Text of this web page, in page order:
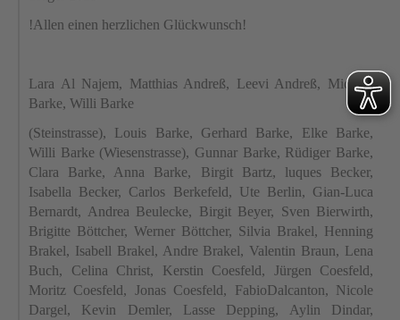
!Allen einen herzlichen Glückwunsch!
Lara Al Najem, Matthias Andreß, Leevi Andreß, Michael
Barke, Willi Barke
(Steinstrasse), Louis Barke, Gerhard Barke, Elke Barke,
Willi Barke (Wiesenstrasse), Gunnar Barke, Rüdiger Barke,
Clara Barke, Anna Barke, Birgit Bartz, luquesBecker,
Isabella Becker, Carlos Berkefeld, Ute Berlin, Gian-Luca
Bernardt, Andrea Beulecke, Birgit Beyer, Sven Bierwirth,
Brigitte Böttcher, Werner Böttcher, Silvia Brakel, Henning
Brakel, Isabell Brakel, Andre Brakel, Valentin Braun, Lena
Buch, Celina Christ, Kerstin Coesfeld, Jürgen Coesfeld,
Moritz Coesfeld, Jonas Coesfeld, FabioDalcanton, Nicole
Dargel, Kevin Demler, Lasse Depping, Aylin Dindar,